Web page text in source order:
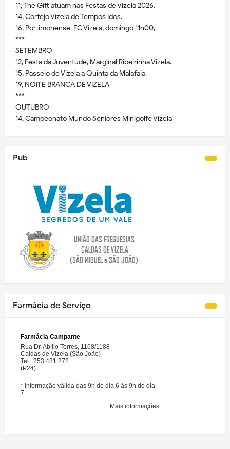
11, The Gift atuam nas Festas de Vizela 2026.
14, Cortejo Vizela de Tempos Idos.
16, Portimonense-FC Vizela, domingo 11h00,
***
SETEMBRO
12, Festa da Juventude, Marginal Ribeirinha Vizela.
15, Passeio de Vizela à Quinta da Malafaia.
19, NOITE BRANCA DE VIZELA
***
OUTUBRO
14, Campeonato Mundo Séniores Minigolfe Vizela
Pub
Farmácia de Serviço